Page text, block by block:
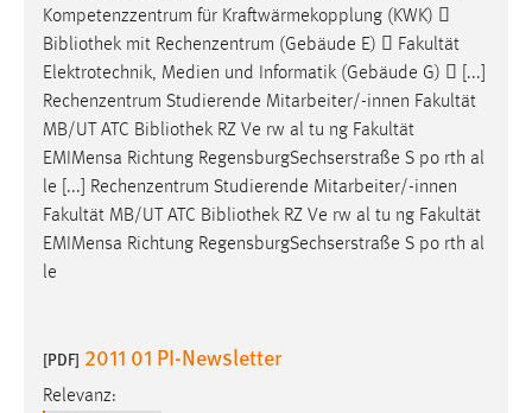
Kompetenzzentrum für Kraftwärmekopplung (KWK) 
Bibliothek mit Rechenzentrum (Gebäude E)  Fakultät
Elektrotechnik, Medien und Informatik (Gebäude G)  [...]
Rechenzentrum Studierende Mitarbeiter/-innen Fakultät
MB/UT ATC Bibliothek RZ Ve rw al tu ng Fakultät
EMIMensa Richtung RegensburgSechserstraße S po rth al
le [...] Rechenzentrum Studierende Mitarbeiter/-innen
Fakultät MB/UT ATC Bibliothek RZ Ve rw al tu ng Fakultät
EMIMensa Richtung RegensburgSechserstraße S po rth al
le
[PDF] 2011 01 PI-Newsletter
Relevanz:
Sprachpräferenz
Name:
Zweck:
Das Cookie speichert die gewählte Sprache der Website.
Cookie Laufzeit:
Name:
MibewSessionID, MIBEW_UserID, mibew_locale, mibew-